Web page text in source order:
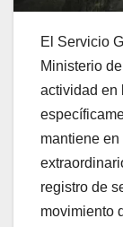
El Servicio
Ministerio
actividad en
mantiene en
registro de
movimiento